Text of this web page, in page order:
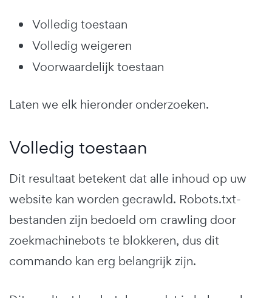
Volledig toestaan
Volledig weigeren
Voorwaardelijk toestaan
Laten we elk hieronder onderzoeken.
Volledig toestaan
Dit resultaat betekent dat alle inhoud op uw
website kan worden gecrawld. Robots.txt-
bestanden zijn bedoeld om crawling door
zoekmachinebots te blokkeren, dus dit
commando kan erg belangrijk zijn.